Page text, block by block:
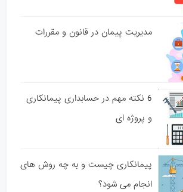
مدیریت پیمان در قانون و مقررات
6 نکته مهم در حسابداری پیمانکاری
و پروژه ای
پیمانکاری چیست و به چه روش های
انجام می شود؟